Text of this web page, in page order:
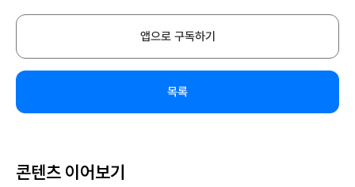
앱으로 구독하기
목록
콘텐츠 이어보기